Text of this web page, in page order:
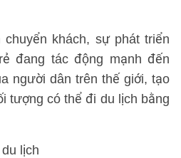
khách, sự phát triển
đang tác động mạnh đến
người dân trên thế giới, tạo
tượng có thể đi du lịch bằng
lịch